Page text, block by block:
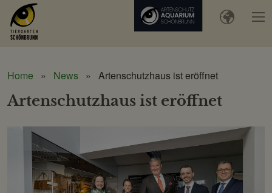
Home News Artenschutzhaus ist eröffnet
Artenschutzhaus ist eröffnet